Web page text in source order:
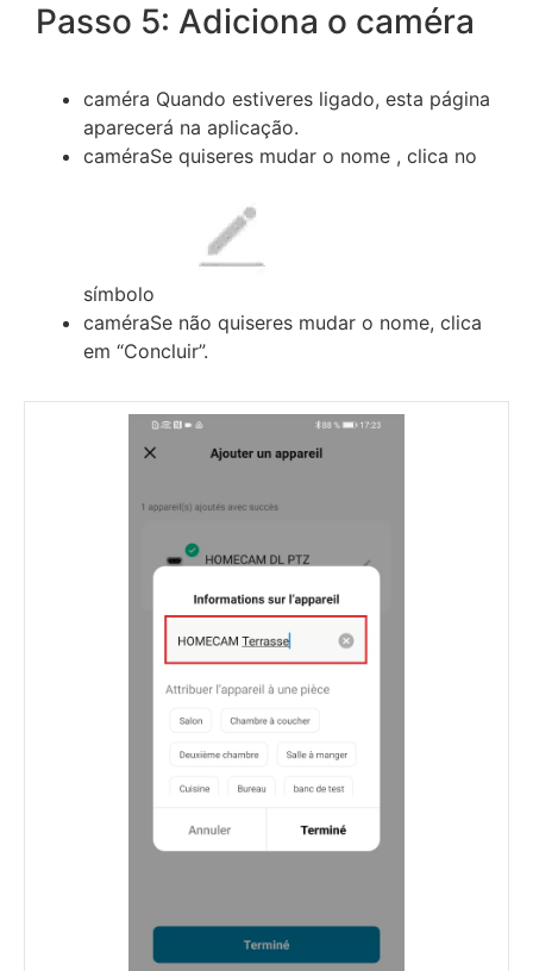
Passo 5: Adiciona o caméra
caméra Quando estiveres ligado, esta página
aparecerá na aplicação.
caméraSe quiseres mudar o nome , clica no
símbolo
caméraSe não quiseres mudar o nome, clica
em “Concluir”.